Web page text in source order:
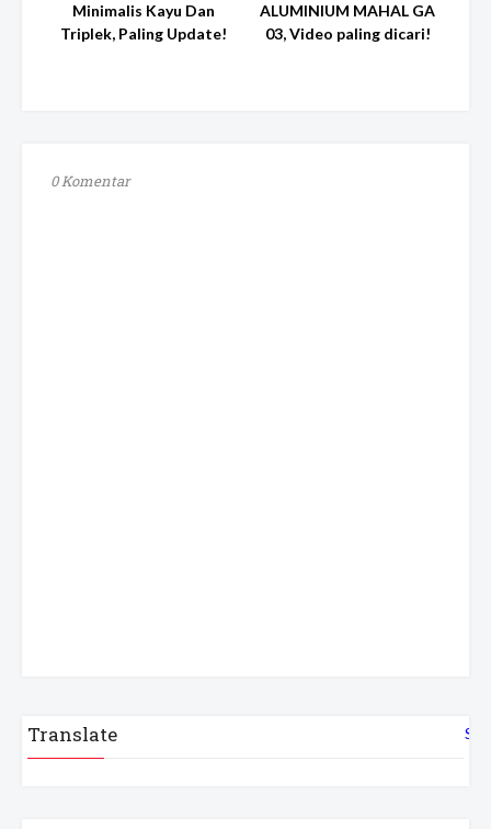
Minimalis Kayu Dan
Triplek, Paling Update!
ALUMINIUM MAHAL GA
03, Video paling dicari!
0 Komentar
Translate